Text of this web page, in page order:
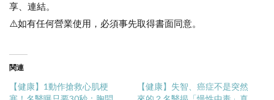
享、連結。
⚠️如有任何營業使用，必須事先取得書面同意。
関連
【健康】1動作搶救心肌梗
【健康】失智、癌症不是突然